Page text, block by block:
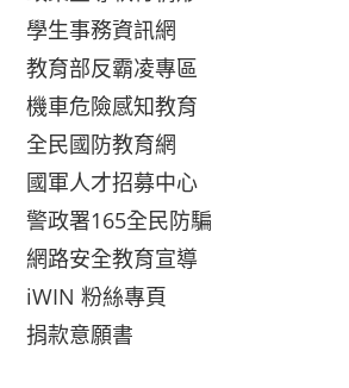
學生事務資訊網
教育部反霸凌專區
機車危險感知教育
全民國防教育網
國軍人才招募中心
警政署165全民防騙
網路安全教育宣導
iWIN 粉絲專頁
捐款意願書